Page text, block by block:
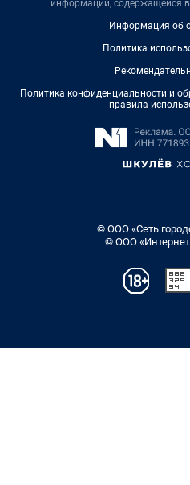
информации, содержащейся
Информация об
Политика
Политика конфиденциальности и
правила
© ООО «Сеть
© ООО